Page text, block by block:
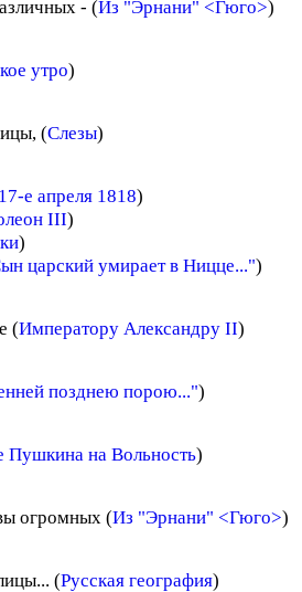
- (Из "Эрнани" <Гюго>)
утро)
(Слезы)
17-е апреля 1818)
III)
)
царский умирает в Ницце...")
(Императору Александру II)
позднею порою...")
Пушкина на Вольность)
огромных (Из "Эрнани" <Гюго>)
(Русская география)